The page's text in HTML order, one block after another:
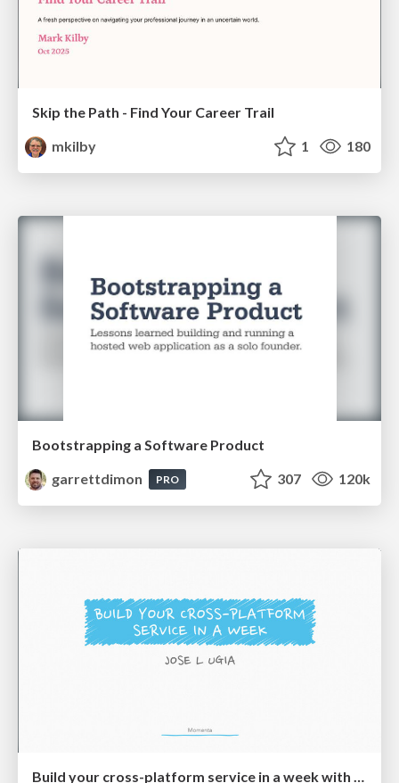
Skip the Path - Find Your Career Trail
mkilby
1 180
Bootstrapping a Software Product
garrettdimon
PRO 307 120k
Build your cross-platform service in a week with App Engine